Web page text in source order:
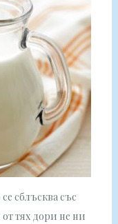
сблъсква със
тях дори не ни